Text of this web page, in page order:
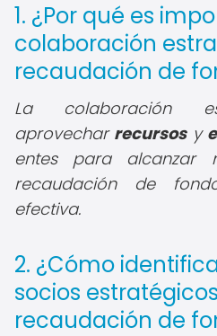
1. ¿Por qué es
colaboración
recaudación de
La colaboración
aprovechar recursosy
entes para alcanzar
recaudación de
efectiva.
2. ¿Cómo
socios
recaudación de